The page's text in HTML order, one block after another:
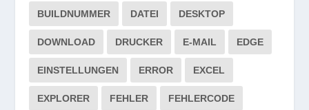
BUILDNUMMER DATEI DESKTOP
DOWNLOAD DRUCKER E-MAIL EDGE
EINSTELLUNGEN ERROR EXCEL
EXPLORER FEHLER FEHLERCODE